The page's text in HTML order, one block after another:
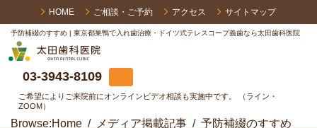
HOME ご相談・ご予約 アクセス サイトマップ
予防補綴のすすめ | 東京都巣鴨で入れ歯治療・ドイツ式テレスコープ義歯なら太田歯科医院
03-3943-8109
ご希望によりご来院前にオンラインビデオ相談も実施中です。 （ライン・
ZOOM）
Browse:Home メディア掲載記事 予防補綴のすすめ